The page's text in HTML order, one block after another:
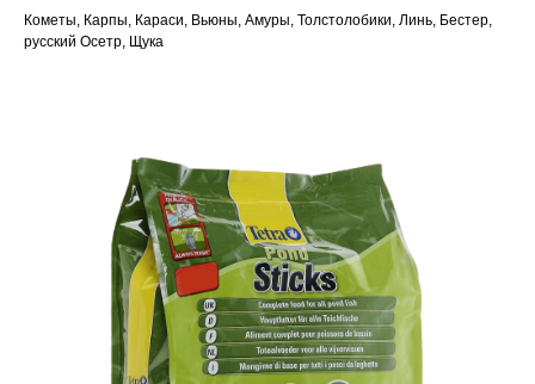
Кометы, Карпы, Караси, Вьюны, Амуры, Толстолобики, Линь, Бестер,
русский Осетр, Щука